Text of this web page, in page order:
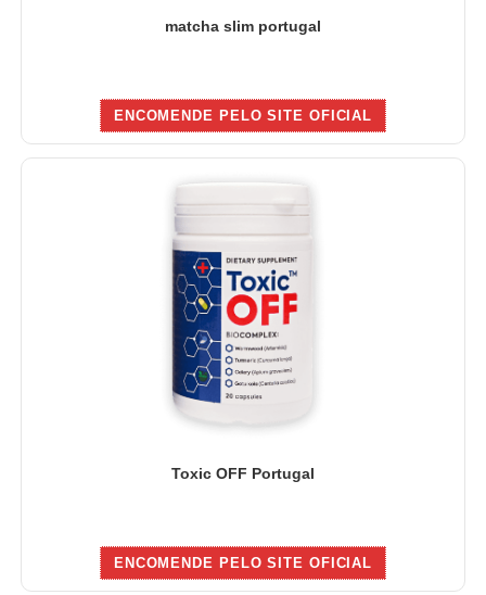
matcha slim portugal
ENCOMENDE PELO SITE OFICIAL
Toxic OFF Portugal
ENCOMENDE PELO SITE OFICIAL